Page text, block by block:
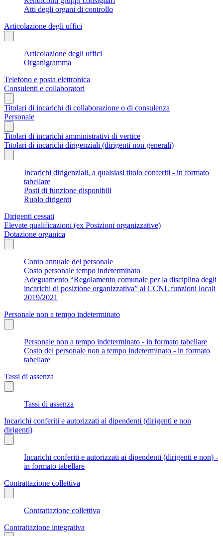
Atti degli organi di controllo
Articolazione degli uffici
Articolazione degli uffici
Organigramma
Telefono e posta elettronica
Consulenti e collaboratori
Titolari di incarichi di collaborazione o di consulenza
Personale
Titolari di incarichi amministrativi di vertice
Titolari di incarichi dirigenziali (dirigenti non generali)
Incarichi dirigenziali, a qualsiasi titolo conferiti - in formato
tabellare
Posti di funzione disponibili
Ruolo dirigenti
Dirigenti cessati
Elevate qualificazioni (ex Posizioni organizzative)
Dotazione organica
Conto annuale del personale
Costo personale tempo indeterminato
Adeguamento “Regolamento comunale per la disciplina degli
incarichi di posizione organizzativa” al CCNL funzioni locali
2019/2021
Personale non a tempo indeterminato
Personale non a tempo indeterminato - in formato tabellare
Costo del personale non a tempo indeterminato - in formato
tabellare
Tassi di assenza
Tassi di assenza
Incarichi conferiti e autorizzati ai dipendenti (dirigenti e non
dirigenti)
Incarichi conferiti e autorizzati ai dipendenti (dirigenti e non) -
in formato tabellare
Contrattazione collettiva
Contrattazione collettiva
Contrattazione integrativa